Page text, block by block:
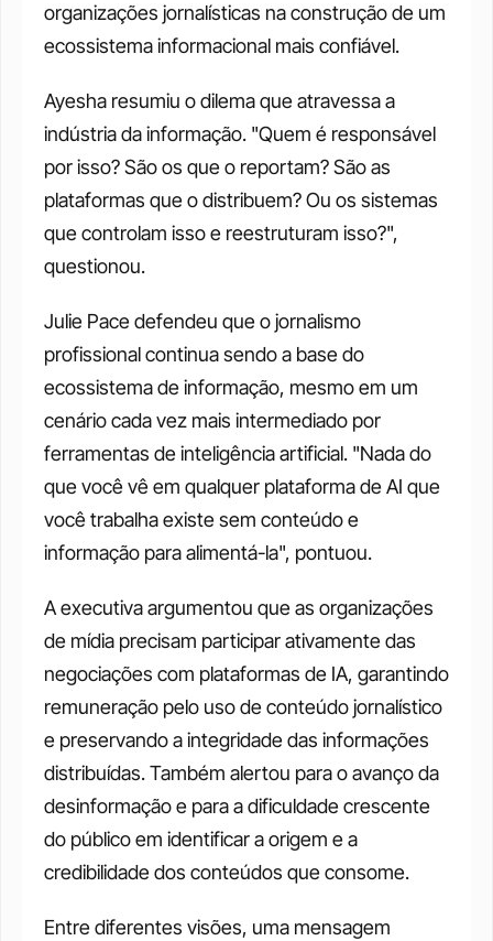
organizações jornalísticas na construção de um
ecossistema informacional mais confiável.
Ayesha resumiu o dilema que atravessa a
indústria da informação. "Quem é responsável
por isso? São os que o reportam? São as
plataformas que o distribuem? Ou os sistemas
que controlam isso e reestruturam isso?",
questionou.
Julie Pace defendeu que o jornalismo
profissional continua sendo a base do
ecossistema de informação, mesmo em um
cenário cada vez mais intermediado por
ferramentas de inteligência artificial. "Nada do
que você vê em qualquer plataforma de AI que
você trabalha existe sem conteúdo e
informação para alimentá-la", pontuou.
A executiva argumentou que as organizações
de mídia precisam participar ativamente das
negociações com plataformas de IA, garantindo
remuneração pelo uso de conteúdo jornalístico
e preservando a integridade das informações
distribuídas. Também alertou para o avanço da
desinformação e para a dificuldade crescente
do público em identificar a origem e a
credibilidade dos conteúdos que consome.
Entre diferentes visões, uma mensagem